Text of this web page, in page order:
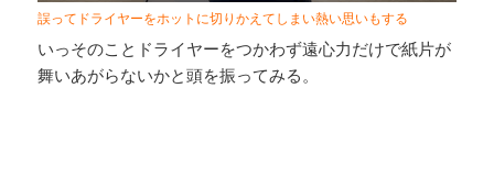
誤ってドライヤーをホットに切りかえてしまい熱い思いもする
いっそのことドライヤーをつかわず遠心力だけで紙片が
舞いあがらないかと頭を振ってみる。